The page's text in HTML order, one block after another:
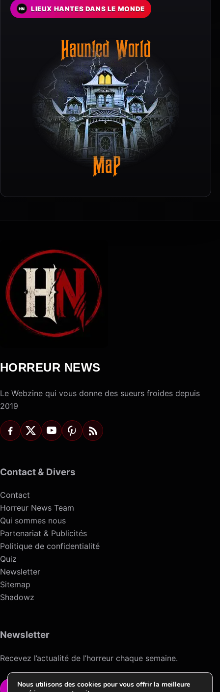
LIEUX HANTES DANS LE MONDE
HORREUR NEWS
Le Webzine qui vous donne des sueurs froides depuis
2019
Contact & Divers
Contact
Horreur News Team
Qui sommes nous
Partenariat & Publicités
Politique de confidentialité
Quiz
Newsletter
Sitemap
Shadowz
Newsletter
Recevez l’actualité de l’horreur chaque semaine.
VOIR LA NEWSLETTER
Nous utilisons des cookies pour vous offrir la meilleure